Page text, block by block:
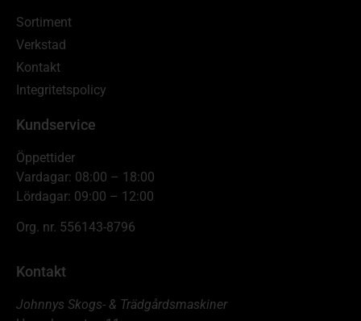
Sortiment
Verkstad
Kontakt
Integritetspolicy
Kundservice
Öppettider
Vardagar: 08:00 – 18:00
Lördagar: 09:00 – 12:00
Org. nr. 556143-8796
Kontakt
Johnnys Skogs- & Trädgårdsmaskiner